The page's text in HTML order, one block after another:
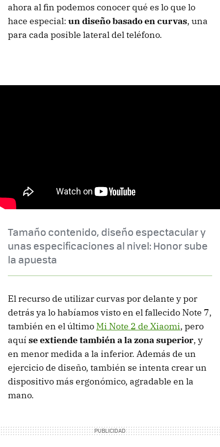
ahora al fin podemos conocer qué es lo que lo
hace especial: un diseño basado en curvas, una
para cada posible lateral del teléfono.
Tamaño contenido, diseño espectacular y
unas especificaciones al nivel: Honor sube
la apuesta
El recurso de utilizar curvas por delante y por
detrás ya lo habíamos visto en el fallecido Note 7,
también en el último Mi Note 2 de Xiaomi, pero
aquí se extiende también a la zona superior, y
en menor medida a la inferior. Además de un
ejercicio de diseño, también se intenta crear un
dispositivo más ergonómico, agradable en la
mano.